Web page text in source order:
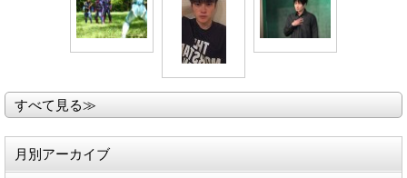
すべて見る≫
月別アーカイブ